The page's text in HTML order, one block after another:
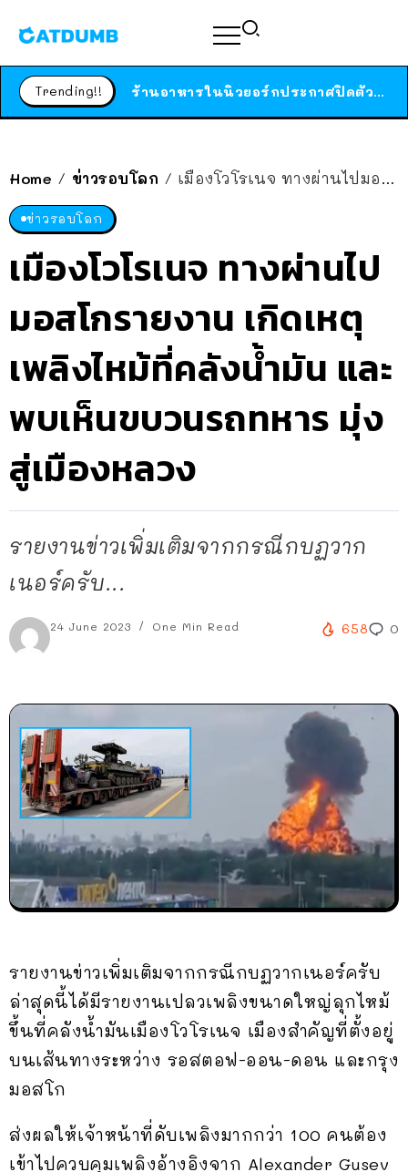
Trending!! ร้านอาหารในนิวยอร์กประกาศปิดตัวลง หลังอยู่มานานกว่า 45 ปี ติดป้ายขอบคุณลูกค้าทุกคน แถมสูตรทำไวท์ซอสให้แบบจัดเต็ม
Home / ข่าวรอบโลก / เมืองโวโรเนจ ทางผ่านไปมอสโกรายงาน เกิดเหตุเพลิงไหม้ที่คลังน้ำมัน และ พบเห็นขบวนรถทหาร มุ่งสู่เมืองหลวง
ข่าวรอบโลก
เมืองโวโรเนจ ทางผ่านไป
มอสโกรายงาน เกิดเหตุ
เพลิงไหม้ที่คลังน้ำมัน และ
พบเห็นขบวนรถทหาร มุ่ง
สู่เมืองหลวง
รายงานข่าวเพิ่มเติมจากกรณีกบฏวาก
เนอร์ครับ...
24 June 2023 One Min Read 658 0
รายงานข่าวเพิ่มเติมจากกรณีกบฏวากเนอร์ครับ
ล่าสุดนี้ได้มีรายงานเปลวเพลิงขนาดใหญ่ลุกไหม้
ขึ้นที่คลังน้ำมันเมืองโวโรเนจ เมืองสำคัญที่ตั้งอยู่
บนเส้นทางระหว่าง รอสตอฟ-ออน-ดอน และกรุง
มอสโก
ส่งผลให้เจ้าหน้าที่ดับเพลิงมากกว่า 100 คนต้อง
เข้าไปควบคุมเพลิงอ้างอิงจาก Alexander Gusev